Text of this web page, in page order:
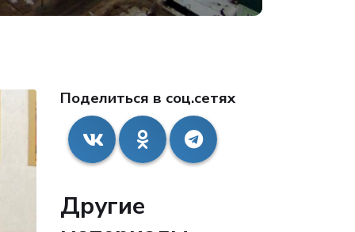
Поделиться в соц.сетях
Другие